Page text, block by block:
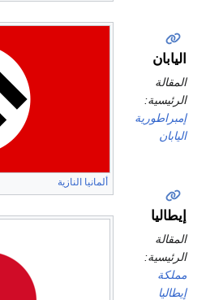
ألمانيا النازية
اليابان
المقالة
الرئيسية:
إمبراطورية
اليابان
إيطاليا
المقالة
الرئيسية:
مملكة
إيطاليا